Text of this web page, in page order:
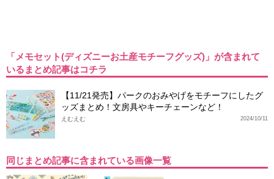
「メモセット(ディズニーお土産モチーフグッズ)」が含まれて
いるまとめ記事はコチラ
【11/21発売】パークのおみやげをモチーフにしたグ
ッズまとめ！文房具やキーチェーンなど！
2024/10/11
えむえむ
同じまとめ記事に含まれている画像一覧